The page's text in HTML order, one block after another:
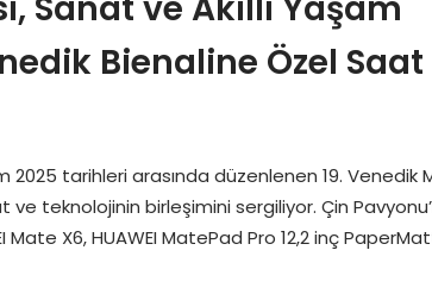
Bienaline Özel Saat
2025 tarihleri arasında düzenlenen 19. Venedik
ve teknolojinin birleşimini sergiliyor. Çin
X6, HUAWEI MatePad Pro 12,2 inç